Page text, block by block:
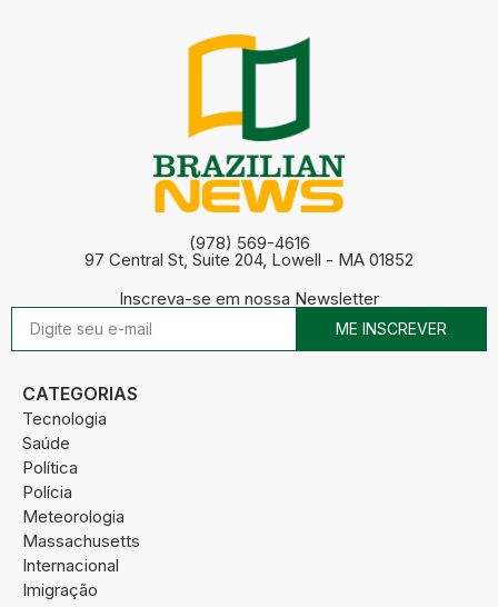
(978) 569-4616
97 Central St, Suite 204, Lowell - MA 01852
Inscreva-se em nossa Newsletter
ME INSCREVER
CATEGORIAS
Tecnologia
Saúde
Política
Polícia
Meteorologia
Massachusetts
Internacional
Imigração